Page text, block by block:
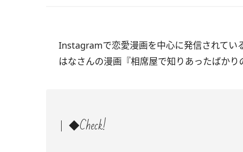
Instagramで恋愛漫画を中心に発信されてい
はなさんの漫画『相席屋で知りあったばか
◆Check!